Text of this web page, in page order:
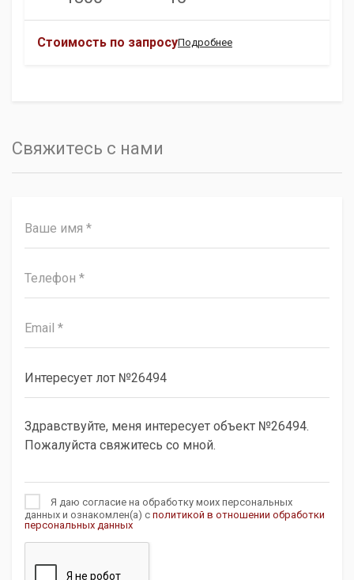
Стоимость по запросуПодробнее
Свяжитесь с нами
Я даю согласие на обработку моих персональных
данных и ознакомлен(а) с политикой в отношении обработки
персональных данных